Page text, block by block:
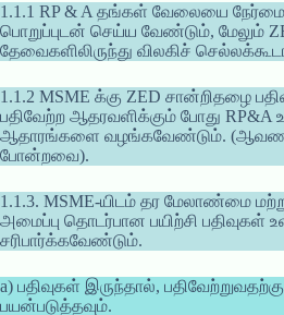
1.1.1 RP & A தங்கள் வேலையை நேர்மை,
பொறுப்புடன் செய்ய வேண்டும், மேலும்
தேவைகளிலிருந்து விலகிச்
1.1.2 MSME க்கு ZED சான்றிதழை
பதிவேற்ற ஆதரவளிக்கும் போது
ஆதாரங்களை வழங்கவேண்டும்.
போன்றவை).
1.1.3. MSME-யிடம் தர மேலாண்மை
அமைப்பு தொடர்பான பயிற்சி
சரிபார்க்கவேண்டும்.
a) பதிவுகள் இருந்தால்,
பயன்படுத்தவும்.